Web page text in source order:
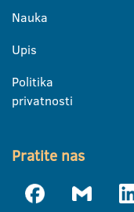
Nauka
Upis
Politika
privatnosti
Pratite nas